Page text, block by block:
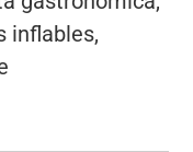
inflables,